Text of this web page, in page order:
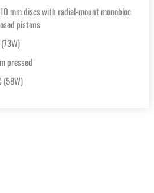
mm discs with radial-mount monobloc
pistons
pressed
(58W)